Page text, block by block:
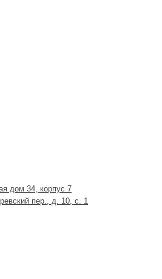
дом 34, корпус 7
пер., д. 10, с. 1